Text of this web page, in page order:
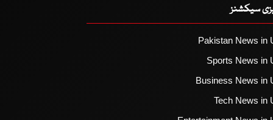
سیکشنز
Pakistan News in
Sports News in
Business News in
Tech News in